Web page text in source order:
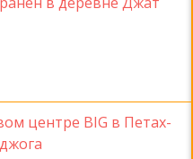
центре BIG в Петах-